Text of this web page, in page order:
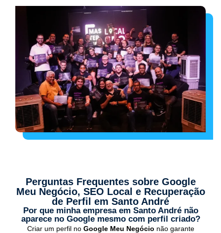
Perguntas Frequentes sobre Google
Meu Negócio, SEO Local e Recuperação
de Perfil em Santo André
Por que minha empresa em Santo André não
aparece no Google mesmo com perfil criado?
Criar um perfil no Google Meu Negócio não garante